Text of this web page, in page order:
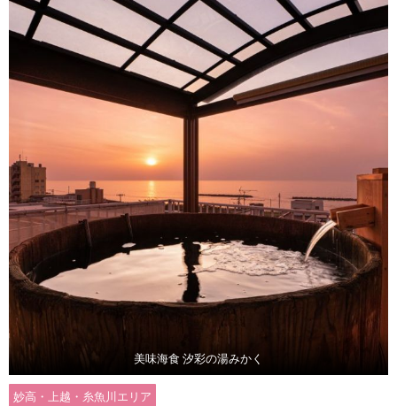
美味海食 汐彩の湯みかく
妙高・上越・糸魚川エリア